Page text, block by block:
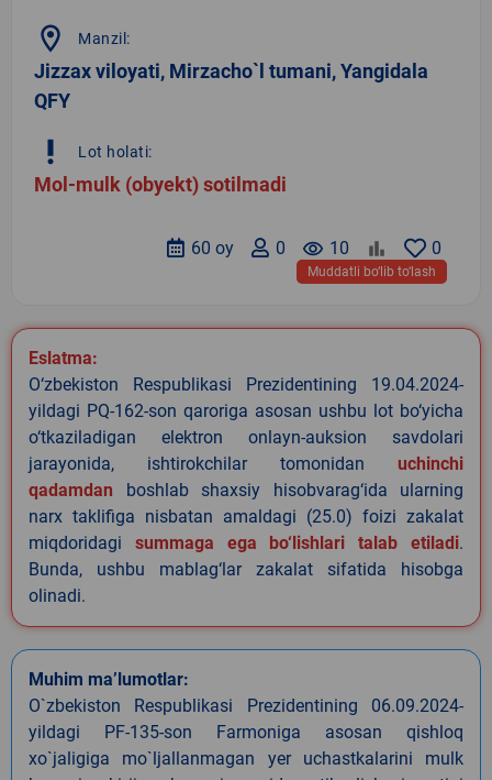
location_on Manzil:
Jizzax viloyati, Mirzacho`l tumani, Yangidala
QFY
priority_high Lot holati:
Mol-mulk (obyekt) sotilmadi
0
remove_red_eye 10
0
60 oy
Muddatli bo‘lib to‘lash
Eslatma:
O‘zbekiston Respublikasi Prezidentining 19.04.2024-
yildagi PQ-162-son qaroriga asosan ushbu lot bo‘yicha
o‘tkaziladigan elektron onlayn-auksion savdolari
jarayonida, ishtirokchilar tomonidan uchinchi
qadamdan boshlab shaxsiy hisobvarag‘ida ularning
narx taklifiga nisbatan amaldagi (25.0) foizi zakalat
miqdoridagi summaga ega bo‘lishlari talab etiladi.
Bunda, ushbu mablag‘lar zakalat sifatida hisobga
olinadi.
Muhim ma’lumotlar:
O`zbekiston Respublikasi Prezidentining 06.09.2024-
yildagi PF-135-son Farmoniga asosan qishloq
xo`jaligiga mo`ljallanmagan yer uchastkalarini mulk